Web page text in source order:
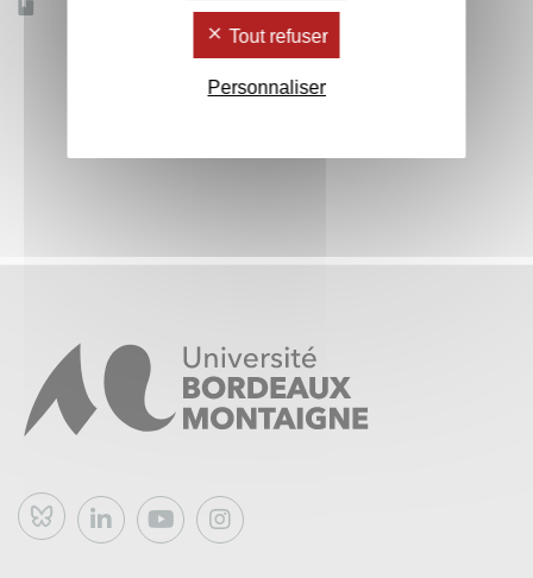
Bluesky
Tout refuser
Personnaliser